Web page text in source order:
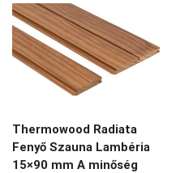
Thermowood Radiata
Fenyő Szauna Lambéria
15×90 mm A minőség